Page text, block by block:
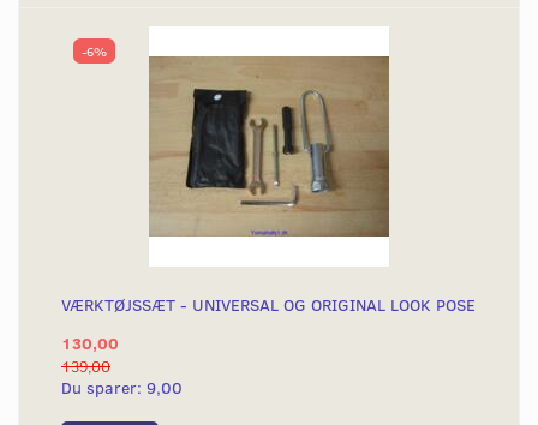
-6%
VÆRKTØJSSÆT - UNIVERSAL OG ORIGINAL LOOK POSE
130,00
139,00
Du sparer: 9,00